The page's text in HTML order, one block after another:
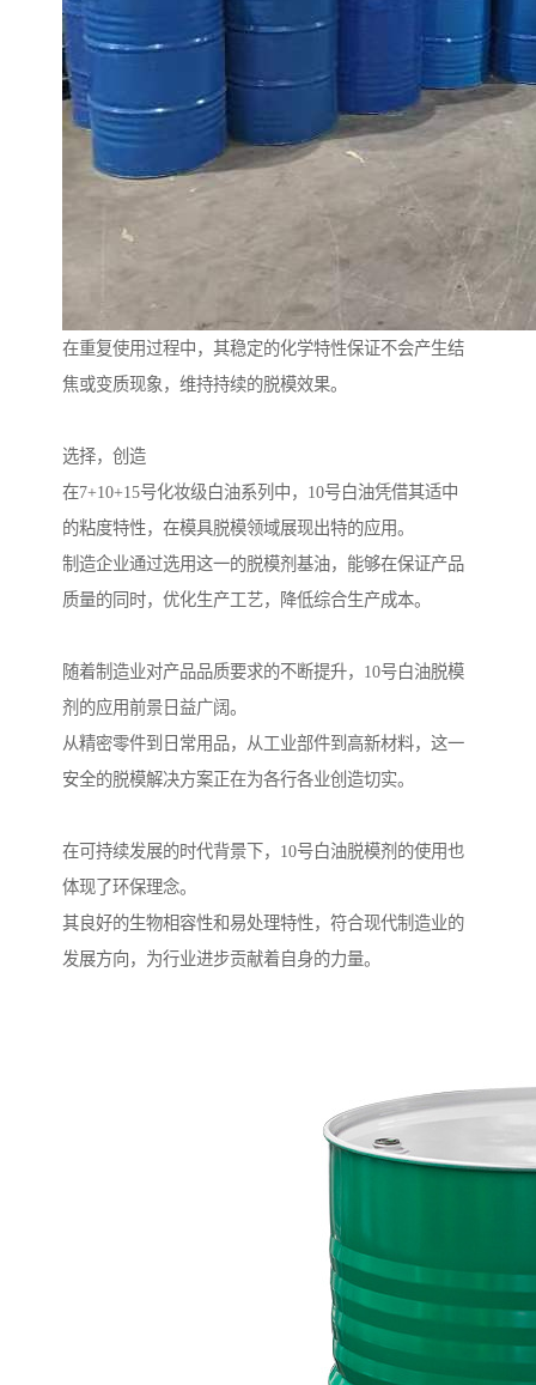
在重复使用过程中，其稳定的化学特性保证不会产生结
焦或变质现象，维持持续的脱模效果。
选择，创造
在7+10+15号化妆级白油系列中，10号白油凭借其适中
的粘度特性，在模具脱模领域展现出特的应用。
制造企业通过选用这一的脱模剂基油，能够在保证产品
质量的同时，优化生产工艺，降低综合生产成本。
随着制造业对产品品质要求的不断提升，10号白油脱模
剂的应用前景日益广阔。
从精密零件到日常用品，从工业部件到高新材料，这一
安全的脱模解决方案正在为各行各业创造切实。
在可持续发展的时代背景下，10号白油脱模剂的使用也
体现了环保理念。
其良好的生物相容性和易处理特性，符合现代制造业的
发展方向，为行业进步贡献着自身的力量。